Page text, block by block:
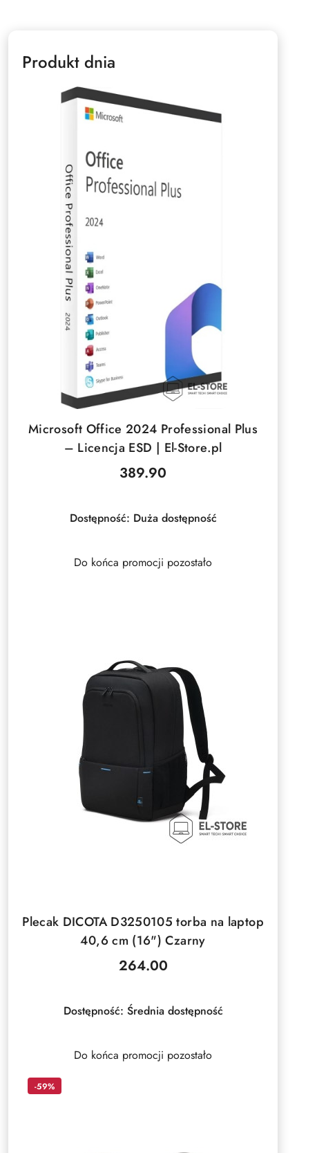
Produkt dnia
Microsoft Office 2024 Professional Plus
– Licencja ESD | El-Store.pl
Cena:
389.90
Dostępność: Duża dostępność
Do końca promocji pozostało
Plecak DICOTA D3250105 torba na laptop
40,6 cm (16") Czarny
Cena:
264.00
Dostępność: Średnia dostępność
Do końca promocji pozostało
-59%